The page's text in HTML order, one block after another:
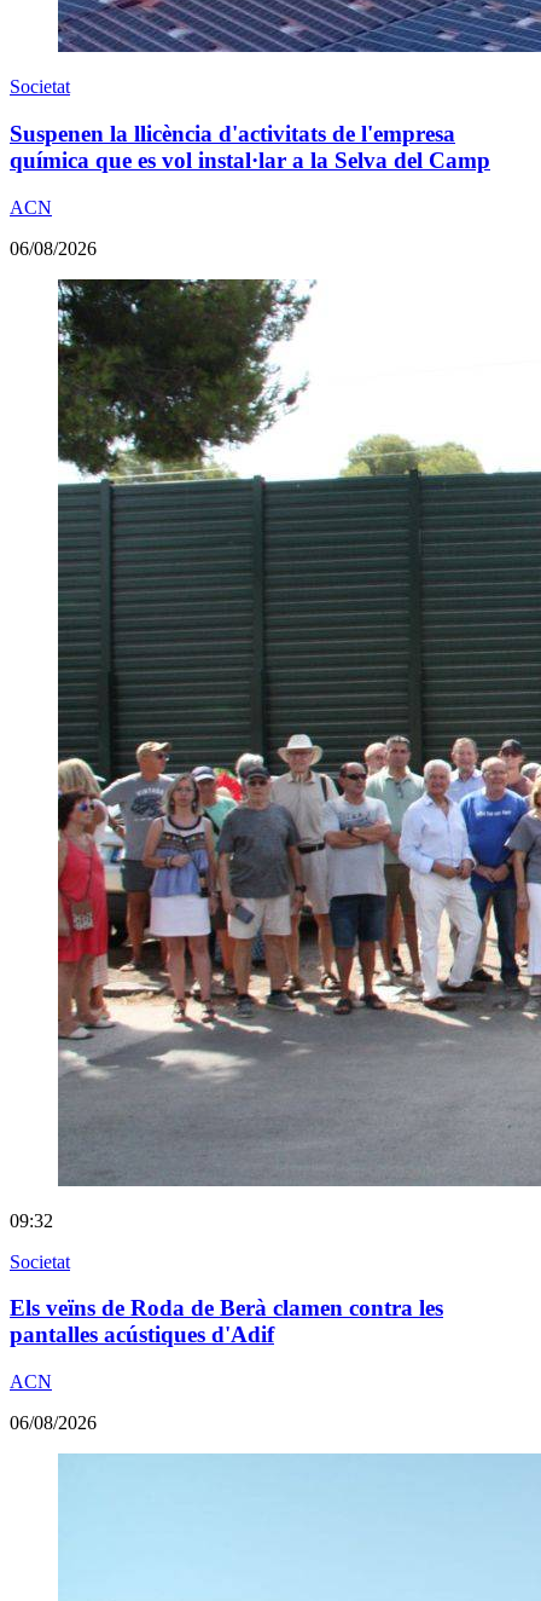
Societat
Suspenen la llicència d'activitats de l'empresa
química que es vol instal·lar a la Selva del Camp
ACN
06/08/2026
09:32
Societat
Els veïns de Roda de Berà clamen contra les
pantalles acústiques d'Adif
ACN
06/08/2026